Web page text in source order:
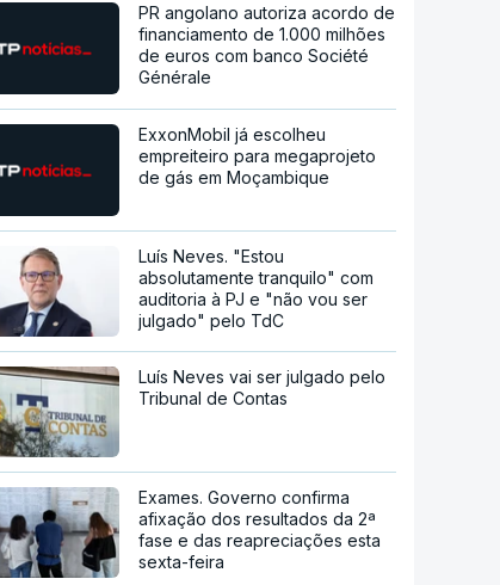
PR angolano autoriza acordo de
financiamento de 1.000 milhões
de euros com banco Société
Générale
ExxonMobil já escolheu
empreiteiro para megaprojeto
de gás em Moçambique
Luís Neves. "Estou
absolutamente tranquilo" com
auditoria à PJ e "não vou ser
julgado" pelo TdC
Luís Neves vai ser julgado pelo
Tribunal de Contas
Exames. Governo confirma
afixação dos resultados da 2ª
fase e das reapreciações esta
sexta-feira